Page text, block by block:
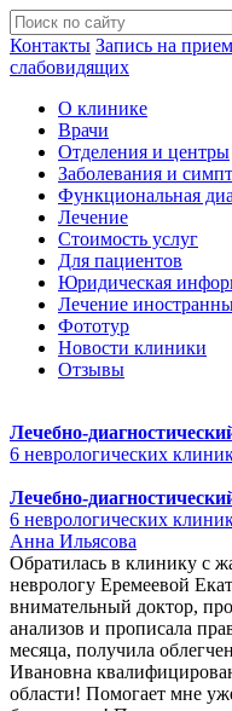
Контакты Запись на прием
слабовидящих
О клинике
Врачи
Отделения и центры
Заболевания и
Функциональная
Лечение
Стоимость услуг
Для пациентов
Юридическая
Лечение
Фототур
Новости клиники
Отзывы
Лечебно-
6 неврологических
Лечебно-
6 неврологических
Анна Ильясова
Обратилась в клинику с
неврологу Еремеевой
внимательный доктор,
анализов и прописала
месяца, получила
Ивановна
области! Помогает мне